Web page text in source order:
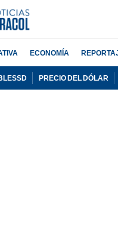
ECONOMÍA
PRECIO DEL DÓLAR